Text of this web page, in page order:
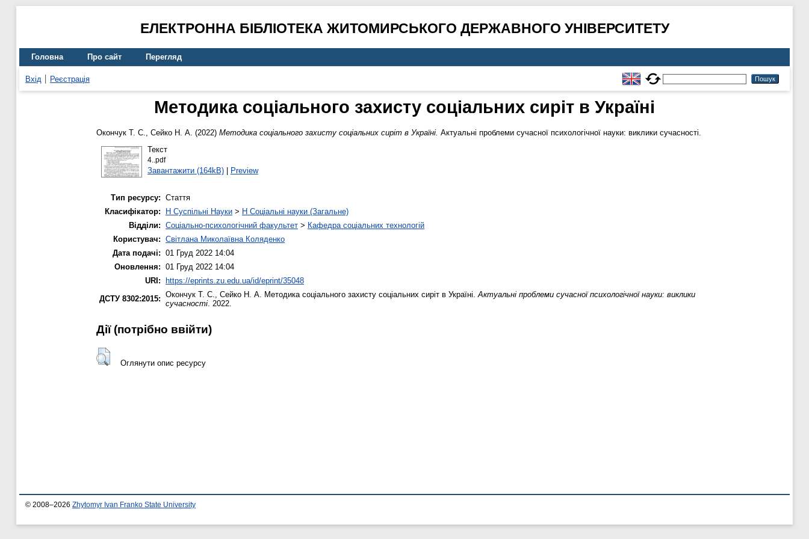
ЕЛЕКТРОННА БІБЛІОТЕКА ЖИТОМИРСЬКОГО ДЕРЖАВНОГО УНІВЕРСИТЕТУ
Головна Про сайт Перегляд
Вхід Реєстрація
Методика соціального захисту соціальних сиріт в Україні
Окончук Т. С., Сейко Н. А. (2022) Методика соціального захисту соціальних сиріт в Україні. Актуальні проблеми сучасної психологічної науки: виклики сучасності.
Текст
4..pdf
Завантажити (164kB)| Preview
Тип ресурсу: Стаття
Класифікатор:
H Суспільні Науки > H Соціальні науки (Загальне)
Відділи: Соціально-психологічний факультет > Кафедра соціальних технологій
Користувач: Світлана Миколаївна Коляденко
Дата подачі: 01 Груд 2022 14:04
Оновлення: 01 Груд 2022 14:04
URI:
https://eprints.zu.edu.ua/id/eprint/35048
ДСТУ 8302:2015: Окончук Т. С., Сейко Н. А. Методика соціального захисту соціальних сиріт в Україні.Актуальні проблеми сучасної психологічної науки: виклики
сучасності. 2022.
Дії ​​(потрібно ввійти)
Оглянути опис ресурсу
© 2008–2026 Zhytomyr Ivan Franko State University